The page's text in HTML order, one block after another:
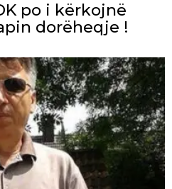
po i kërkojnë
dorëheqje !